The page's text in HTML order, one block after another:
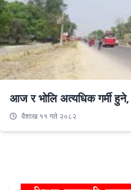
आज र भोलि अत्यधिक गर्मी
वैशाख ११ गते २०८२